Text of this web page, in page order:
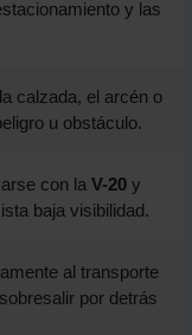
y las
calzada, el arcén o
u obstáculo.
con la V-20y
baja visibilidad.
al transporte
por detrás